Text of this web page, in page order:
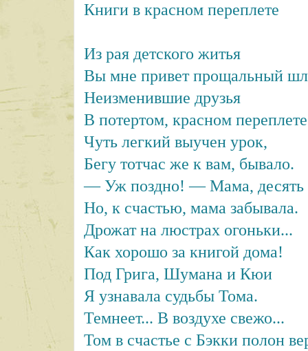
Книги в красном переплете
Из рая детского житья
Вы мне привет прощальный
Неизменившие друзья
В потертом, красном
Чуть легкий выучен урок,
Бегу тотчас же к вам, бывало.
— Уж поздно! — Мама, десять
Но, к счастью, мама забывала.
Дрожат на люстрах огоньки...
Как хорошо за книгой дома!
Под Грига, Шумана и Кюи
Я узнавала судьбы Тома.
Темнеет... В воздухе свежо...
Том в счастье с Бэкки полон